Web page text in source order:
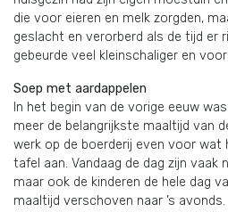
die voor eieren en melk zorgden,
geslacht en verorberd als de tijd er
gebeurde veel kleinschaliger en
Soep met aardappelen
In het begin van de vorige eeuw
meer de belangrijkste maaltijd van
werk op de boerderij even voor wat
tafel aan. Vandaag de dag zijn vaak
maar ook de kinderen de hele dag
maaltijd verschoven naar ’s